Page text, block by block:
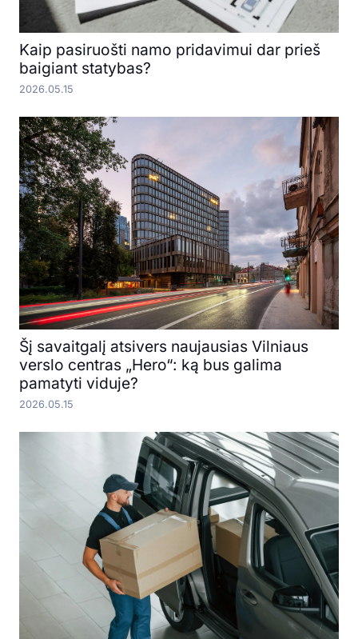
Kaip pasiruošti namo pridavimui dar prieš
baigiant statybas?
2026.05.15
Šį savaitgalį atsivers naujausias Vilniaus
verslo centras „Hero“: ką bus galima
pamatyti viduje?
2026.05.15